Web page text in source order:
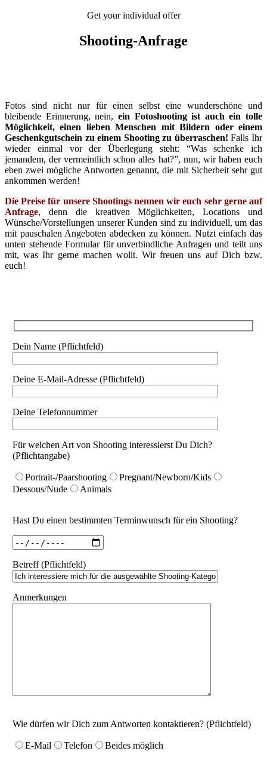
Get your individual offer
Shooting-Anfrage
Fotos sind nicht nur für einen selbst eine wunderschöne und
bleibende Erinnerung, nein, ein Fotoshooting ist auch ein tolle
Möglichkeit, einen lieben Menschen mit Bildern oder einem
Geschenkgutschein zu einem Shooting zu überraschen! Falls Ihr
wieder einmal vor der Überlegung steht: “Was schenke ich
jemandem, der vermeintlich schon alles hat?”, nun, wir haben euch
eben zwei mögliche Antworten genannt, die mit Sicherheit sehr gut
ankommen werden!
Die Preise für unsere Shootings nennen wir euch sehr gerne auf
Anfrage, denn die kreativen Möglichkeiten, Locations und
Wünsche/Vorstellungen unserer Kunden sind zu individuell, um das
mit pauschalen Angeboten abdecken zu können. Nutzt einfach das
unten stehende Formular für unverbindliche Anfragen und teilt uns
mit, was Ihr gerne machen wollt. Wir freuen uns auf Dich bzw.
euch!
Dein Name (Pflichtfeld)
Deine E-Mail-Adresse (Pflichtfeld)
Deine Telefonnummer
Für welchen Art von Shooting interessierst Du Dich?
(Pflichtangabe)
Portrait-/Paarshooting
Pregnant/Newborn/Kids
Dessous/Nude
Animals
Hast Du einen bestimmten Terminwunsch für ein Shooting?
Betreff (Pflichtfeld)
Anmerkungen
Wie dürfen wir Dich zum Antworten kontaktieren? (Pflichtfeld)
E-Mail Telefon
Beides möglich